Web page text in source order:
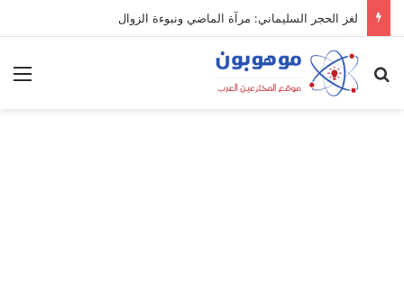
لغز الحجر السليماني: مرآة الماضي ونبوءة الزوال
بحث عن